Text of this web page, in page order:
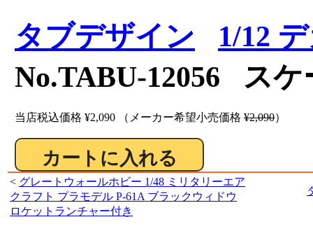
タブデザイン
1/12
No.TABU-12056 スケ
当店税込価格 ¥2,090 （メーカー希望小売価格 ¥2,090）
< グレートウォールホビー 1/48 ミリタリーエア
クラフト プラモデル P-61A ブラックウィドウ
ロケットランチャー付き